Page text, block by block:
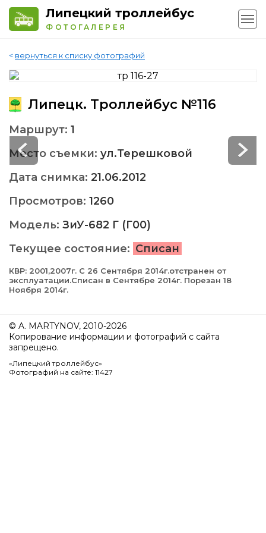
Липецкий троллейбус
ФОТОГАЛЕРЕЯ
< вернуться к списку фотографий
Липецк. Троллейбус №116
Маршрут: 1
Место съемки: ул.Терешковой
Дата снимка: 21.06.2012
Просмотров: 1260
Модель: ЗиУ-682 Г (Г00)
Текущее состояние: Списан
КВР: 2001,2007г. С 26 Сентября 2014г.отстранен от
эксплуатации.Списан в Сентябре 2014г. Порезан 18
Ноября 2014г.
© A. MARTYNOV, 2010-2026
Копирование информации и фотографий с сайта
запрещено.
«Липецкий троллейбус»
Фотографий на сайте: 11427